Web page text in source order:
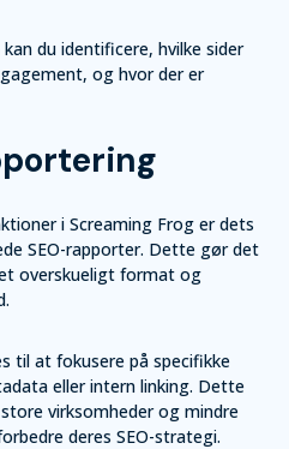
du identificere, hvilke sider
og hvor der er
i Screaming Frog er dets
SEO-rapporter. Dette gør det
overskueligt format og
til at fokusere på specifikke
eller intern linking. Dette
virksomheder og mindre
deres SEO-strategi.